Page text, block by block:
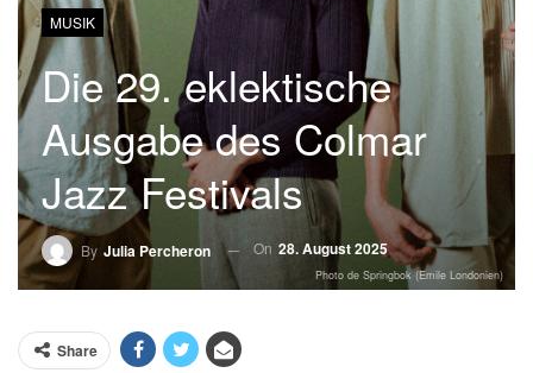
MUSIK
Die 29. eklektische
Ausgabe des Colmar
Jazz Festivals
By Julia Percheron On 28. August 2025
Photo de Springbok (Emile Londonien)
Share